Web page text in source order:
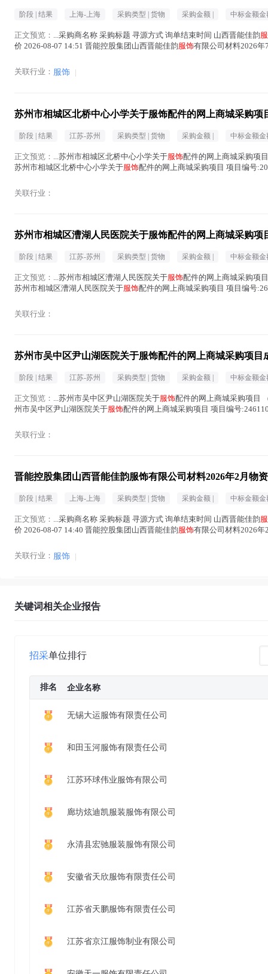
阶段 | 结果 上海-上海 采购类型 | 货物 采购金额 | 中标金额金
正文预览： ...采购商名称 采购标题 寻源方式 询单结束时间 山西晋能佳韵
价 2026-08-07 14:51 晋能控股集团山西晋能佳韵服饰有限公司材料2026年
关联行业： 服饰 |
苏州市相城区北桥中心小学关于服饰配件的网上商城采购项
阶段 | 结果 江苏-苏州 采购类型 | 货物 采购金额 | 中标金额
正文预览： ...苏州市相城区北桥中心小学关于服饰配件的网上商城采购项
苏州市相城区北桥中心小学关于服饰配件的网上商城采购项目 项目编号
关联行业：
苏州市相城区漕湖人民医院关于服饰配件的网上商城采购项
阶段 | 结果 江苏-苏州 采购类型 | 货物 采购金额 | 中标金额
正文预览： ...苏州市相城区漕湖人民医院关于服饰配件的网上商城采购项
苏州市相城区漕湖人民医院关于服饰配件的网上商城采购项目 项目编号
关联行业：
苏州市吴中区尹山湖医院关于服饰配件的网上商城采购项目
阶段 | 结果 江苏-苏州 采购类型 | 货物 采购金额 | 中标金额
正文预览： ...苏州市吴中区尹山湖医院关于服饰配件的网上商城采购项目
州市吴中区尹山湖医院关于服饰配件的网上商城采购项目 项目编号
关联行业：
晋能控股集团山西晋能佳韵服饰有限公司材料2026年2月物
阶段 | 结果 上海-上海 采购类型 | 货物 采购金额 | 中标金额金
正文预览： ...采购商名称 采购标题 寻源方式 询单结束时间 山西晋能佳韵
价 2026-08-07 14:40 晋能控股集团山西晋能佳韵服饰有限公司材料2026年
关联行业： 服饰 |
关键词相关企业报告
招采单位排行
排名 企业名称
无锡大运服饰有限责任公司
和田玉河服饰有限责任公司
江苏环球伟业服饰有限公司
廊坊炫迪凯服装服饰有限公司
永清县宏驰服装服饰有限公司
安徽省天欣服饰有限责任公司
江苏省天鹏服饰有限责任公司
江苏省京江服饰制业有限公司